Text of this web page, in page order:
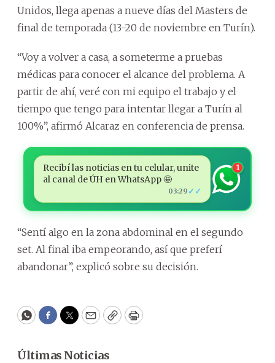
Unidos, llega apenas a nueve días del Masters de
final de temporada (13-20 de noviembre en Turín).
“Voy a volver a casa, a someterme a pruebas
médicas para conocer el alcance del problema. A
partir de ahí, veré con mi equipo el trabajo y el
tiempo que tengo para intentar llegar a Turín al
100%”, afirmó Alcaraz en conferencia de prensa.
Recibí las noticias en tu celular, unite
al canal de ÚH en WhatsApp 🤩
03:29 ✓✓
1
“Sentí algo en la zona abdominal en el segundo
set. Al final iba empeorando, así que preferí
abandonar”, explicó sobre su decisión.
WhatsApp
Facebook
Twitter
EmailCopyPrint
Últimas Noticias